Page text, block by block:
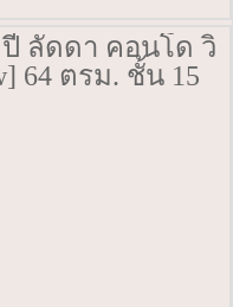
ปี ลัดดา คอนโด วิ
64 ตรม. ชั้น 15